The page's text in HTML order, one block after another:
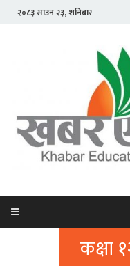
२०८३ साउन २३, शनिबार
कक्षा